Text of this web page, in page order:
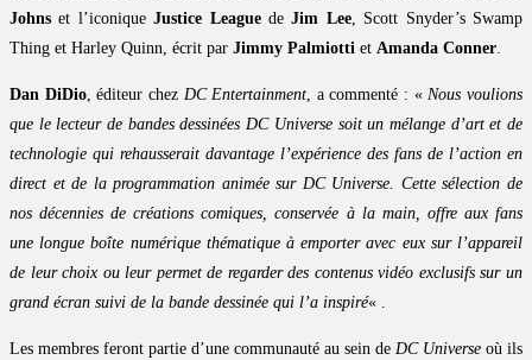
Johns et l’iconiqueJustice LeaguedeJim Lee, Scott Snyder’s Swamp
Thing et Harley Quinn, écrit par Jimmy Palmiotti et Amanda Conner.
Dan DiDio, éditeur chez DC Entertainment, a commenté : «Nous voulions
que le lecteur de bandes dessinées DC Universe soit un mélange d’art et de
technologie qui rehausserait davantage l’expérience des fans de l’action en
direct et de la programmation animée sur DC Universe. Cette sélection de
nos décennies de créations comiques, conservée à la main, offre aux fans
une longue boîte numérique thématique à emporter avec eux sur l’appareil
de leur choix ou leur permet de regarder des contenus vidéo exclusifs sur un
grand écran suivi de la bande dessinée qui l’a inspiré« .
Les membres feront partie d’une communauté au sein de DC Universe où ils